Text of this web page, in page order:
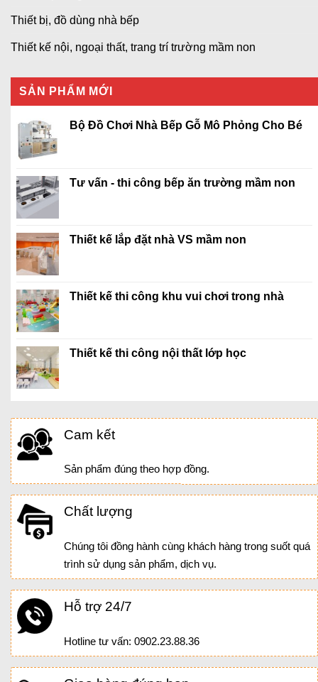
Thiết bị, đồ dùng nhà bếp
Thiết kế nội, ngoại thất, trang trí trường mầm non
SẢN PHẨM MỚI
Bộ Đồ Chơi Nhà Bếp Gỗ Mô Phỏng Cho Bé
Tư vấn - thi công bếp ăn trường mầm non
Thiết kế lắp đặt nhà VS mầm non
Thiết kế thi công khu vui chơi trong nhà
Thiết kế thi công nội thất lớp học
Cam kết
Sản phẩm đúng theo hợp đồng.
Chất lượng
Chúng tôi đồng hành cùng khách hàng trong suốt quá
trình sử dụng sản phẩm, dịch vụ.
Hỗ trợ 24/7
Hotline tư vấn: 0902.23.88.36